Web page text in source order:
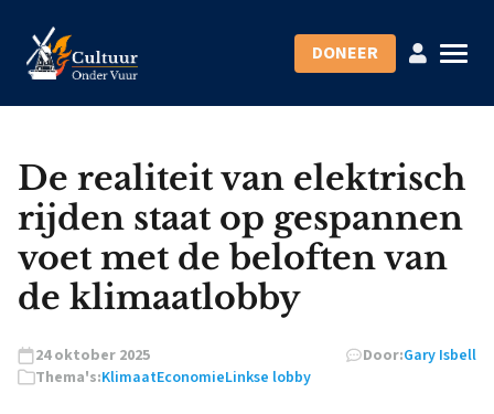
DONEER
De realiteit van elektrisch
rijden staat op gespannen
voet met de beloften van
de klimaatlobby
24 oktober 2025 Door:Gary Isbell
Thema's:KlimaatEconomieLinkse lobby